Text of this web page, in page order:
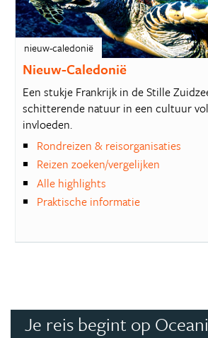
nieuw-caledonië
Nieuw-Caledonië
Een stukje Frankrijk in de Stille
schitterende natuur in een cultuur
invloeden.
Rondreizen & reisorganisaties
Reizen zoeken/vergelijken
Alle highlights
Praktische informatie
Je reis begint op